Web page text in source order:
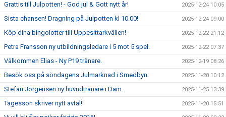
Grattis till Julpotten! - God jul & Gott nytt år! 2025-12-24 10:05
Sista chansen! Dragning på Julpotten kl 10.00! 2025-12-24 09:00
Köp dina bingolotter till Uppesittarkvällen! 2025-12-22 21:12
Petra Fransson ny utbildningsledare i 5 mot 5 spel. 2025-12-22 07:37
Välkommen Elias - Ny P19 tränare. 2025-12-19 08:26
Besök oss på söndagens Julmarknad i Smedbyn. 2025-11-28 10:12
Stefan Jörgensen ny huvudtränare i Dam. 2025-11-25 13:39
Tagesson skriver nytt avtal! 2025-11-20 15:51